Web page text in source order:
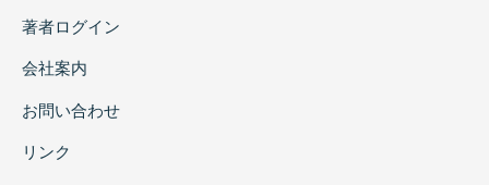
著者ログイン
会社案内
お問い合わせ
リンク